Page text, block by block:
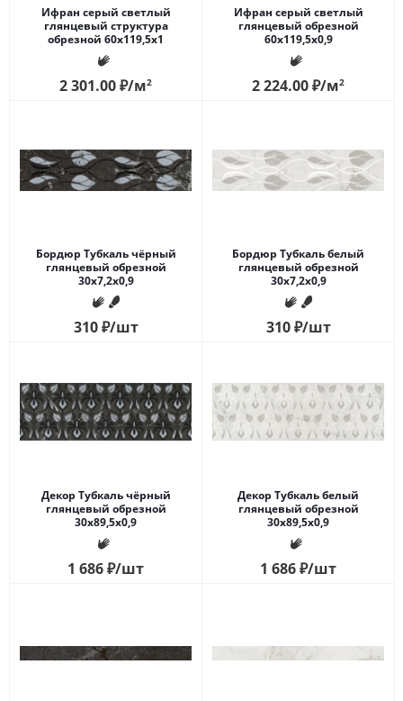
Ифран серый светлый
глянцевый структура
обрезной 60x119,5x1
2 301.00₽/м2
Ифран серый светлый
глянцевый обрезной
60x119,5x0,9
2 224.00₽/м2
Бордюр Тубкаль чёрный
глянцевый обрезной
30x7,2x0,9
310₽/шт
Бордюр Тубкаль белый
глянцевый обрезной
30x7,2x0,9
310₽/шт
Декор Тубкаль чёрный
глянцевый обрезной
30x89,5x0,9
1 686₽/шт
Декор Тубкаль белый
глянцевый обрезной
30x89,5x0,9
1 686₽/шт